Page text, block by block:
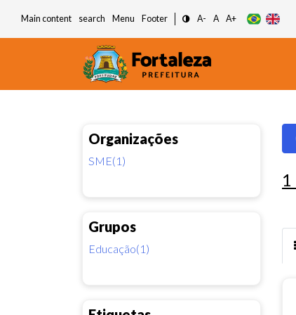
Main content search Menu Footer A- A A+
Organizações
SME(1)
Grupos
Educação(1)
1